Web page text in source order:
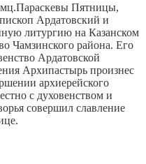
Пятницы,
Ардатовский и
литургию на Казанском
Чамзинского района. Его
Ардатовской
Архипастырь произнес
архиерейского
с духовенством и
совершил славление